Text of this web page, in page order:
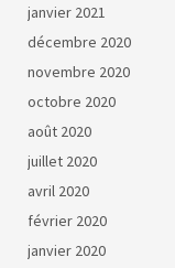
janvier 2021
décembre 2020
novembre 2020
octobre 2020
août 2020
juillet 2020
avril 2020
février 2020
janvier 2020